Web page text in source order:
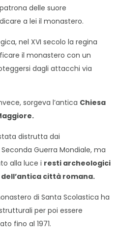
delle suore
a lei il monastero.
nel XVI secolo la regina
il monastero con un
dagli attacchi via
sorgeva l’antica Chiesa
distrutta dai
Guerra Mondiale, ma
alla luce i resti archeologici
città romana.
di Santa Scolastica ha
per poi essere
fino al 1971.